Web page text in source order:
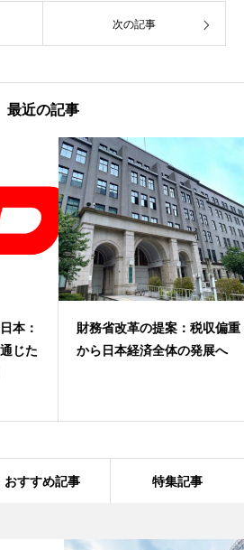
次の記事
最近の記事
：
た
財務省改革の提案：税収偏重
から日本経済全体の発展へ
おすすめ記事 特集記事